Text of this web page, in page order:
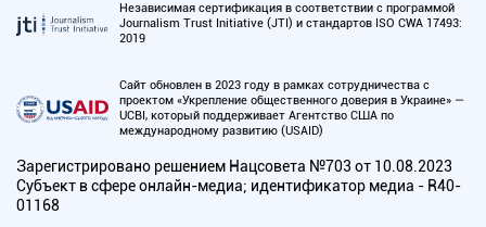
Независимая сертификация в соответствии с программой
Journalism Trust Initiative (JTI) и стандартов ISO CWA 17493:
2019
Сайт обновлен в 2023 году в рамках сотрудничества с
проектом «Укрепление общественного доверия в Украине» —
UCBI, который поддерживает Агентство США по
международному развитию (USAID)
Зарегистрировано решением Нацсовета №703 от 10.08.2023
Субъект в сфере онлайн-медиа; идентификатор медиа - R40-
01168